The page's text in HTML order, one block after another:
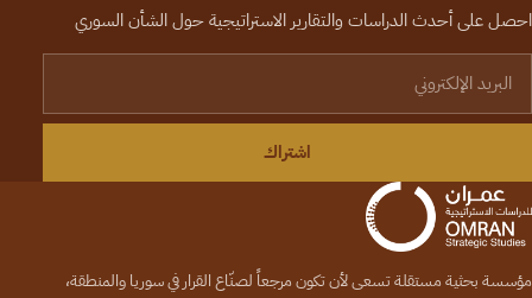
احصل على أحدث الدراسات والتقارير الاستراتيجية حول الشأن السوري
اشتراك
مؤسسة بحثية مستقلة تسعى لأن تكون مرجعاً لصنّاع القرار في سوريا والمنطقة،